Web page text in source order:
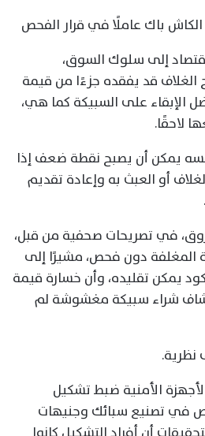
باك عاملًا في قرار الفحص
إلى سلوك السوق،
قد يفقده جزءًا من قيمة
الإبقاء على السبيكة كما هي،
لاحقًا.
يمكن أن يصبح نقطة ضعف إذا
أو العبث به وإعادة تقديم
في تصريحات صحفية من قبل،
المغلفة دون فحص، مشيرًا إلى
يمكن تقليده، وأن خسارة قيمة
شراء سبيكة مغشوشة لم
أعلنت الأجهزة الأمنية ضبط تشكيل
في تصنيع سبائك وجنيهات